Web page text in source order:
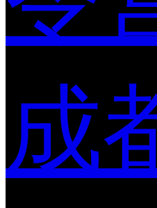
成